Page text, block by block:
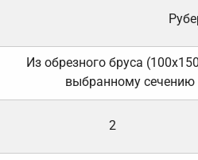
Из обрезного бруса
выбранному сечению
2